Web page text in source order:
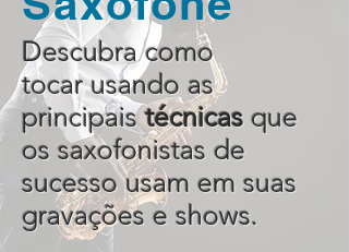
Descubra como
tocar usando as
principaistécnicas que
os saxofonistas de
sucesso usam em suas
gravações e shows.